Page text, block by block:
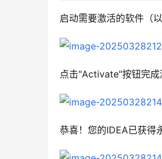
启动需要激活的软件（
点击"Activate"按钮完成
恭喜！您的IDEA已获得